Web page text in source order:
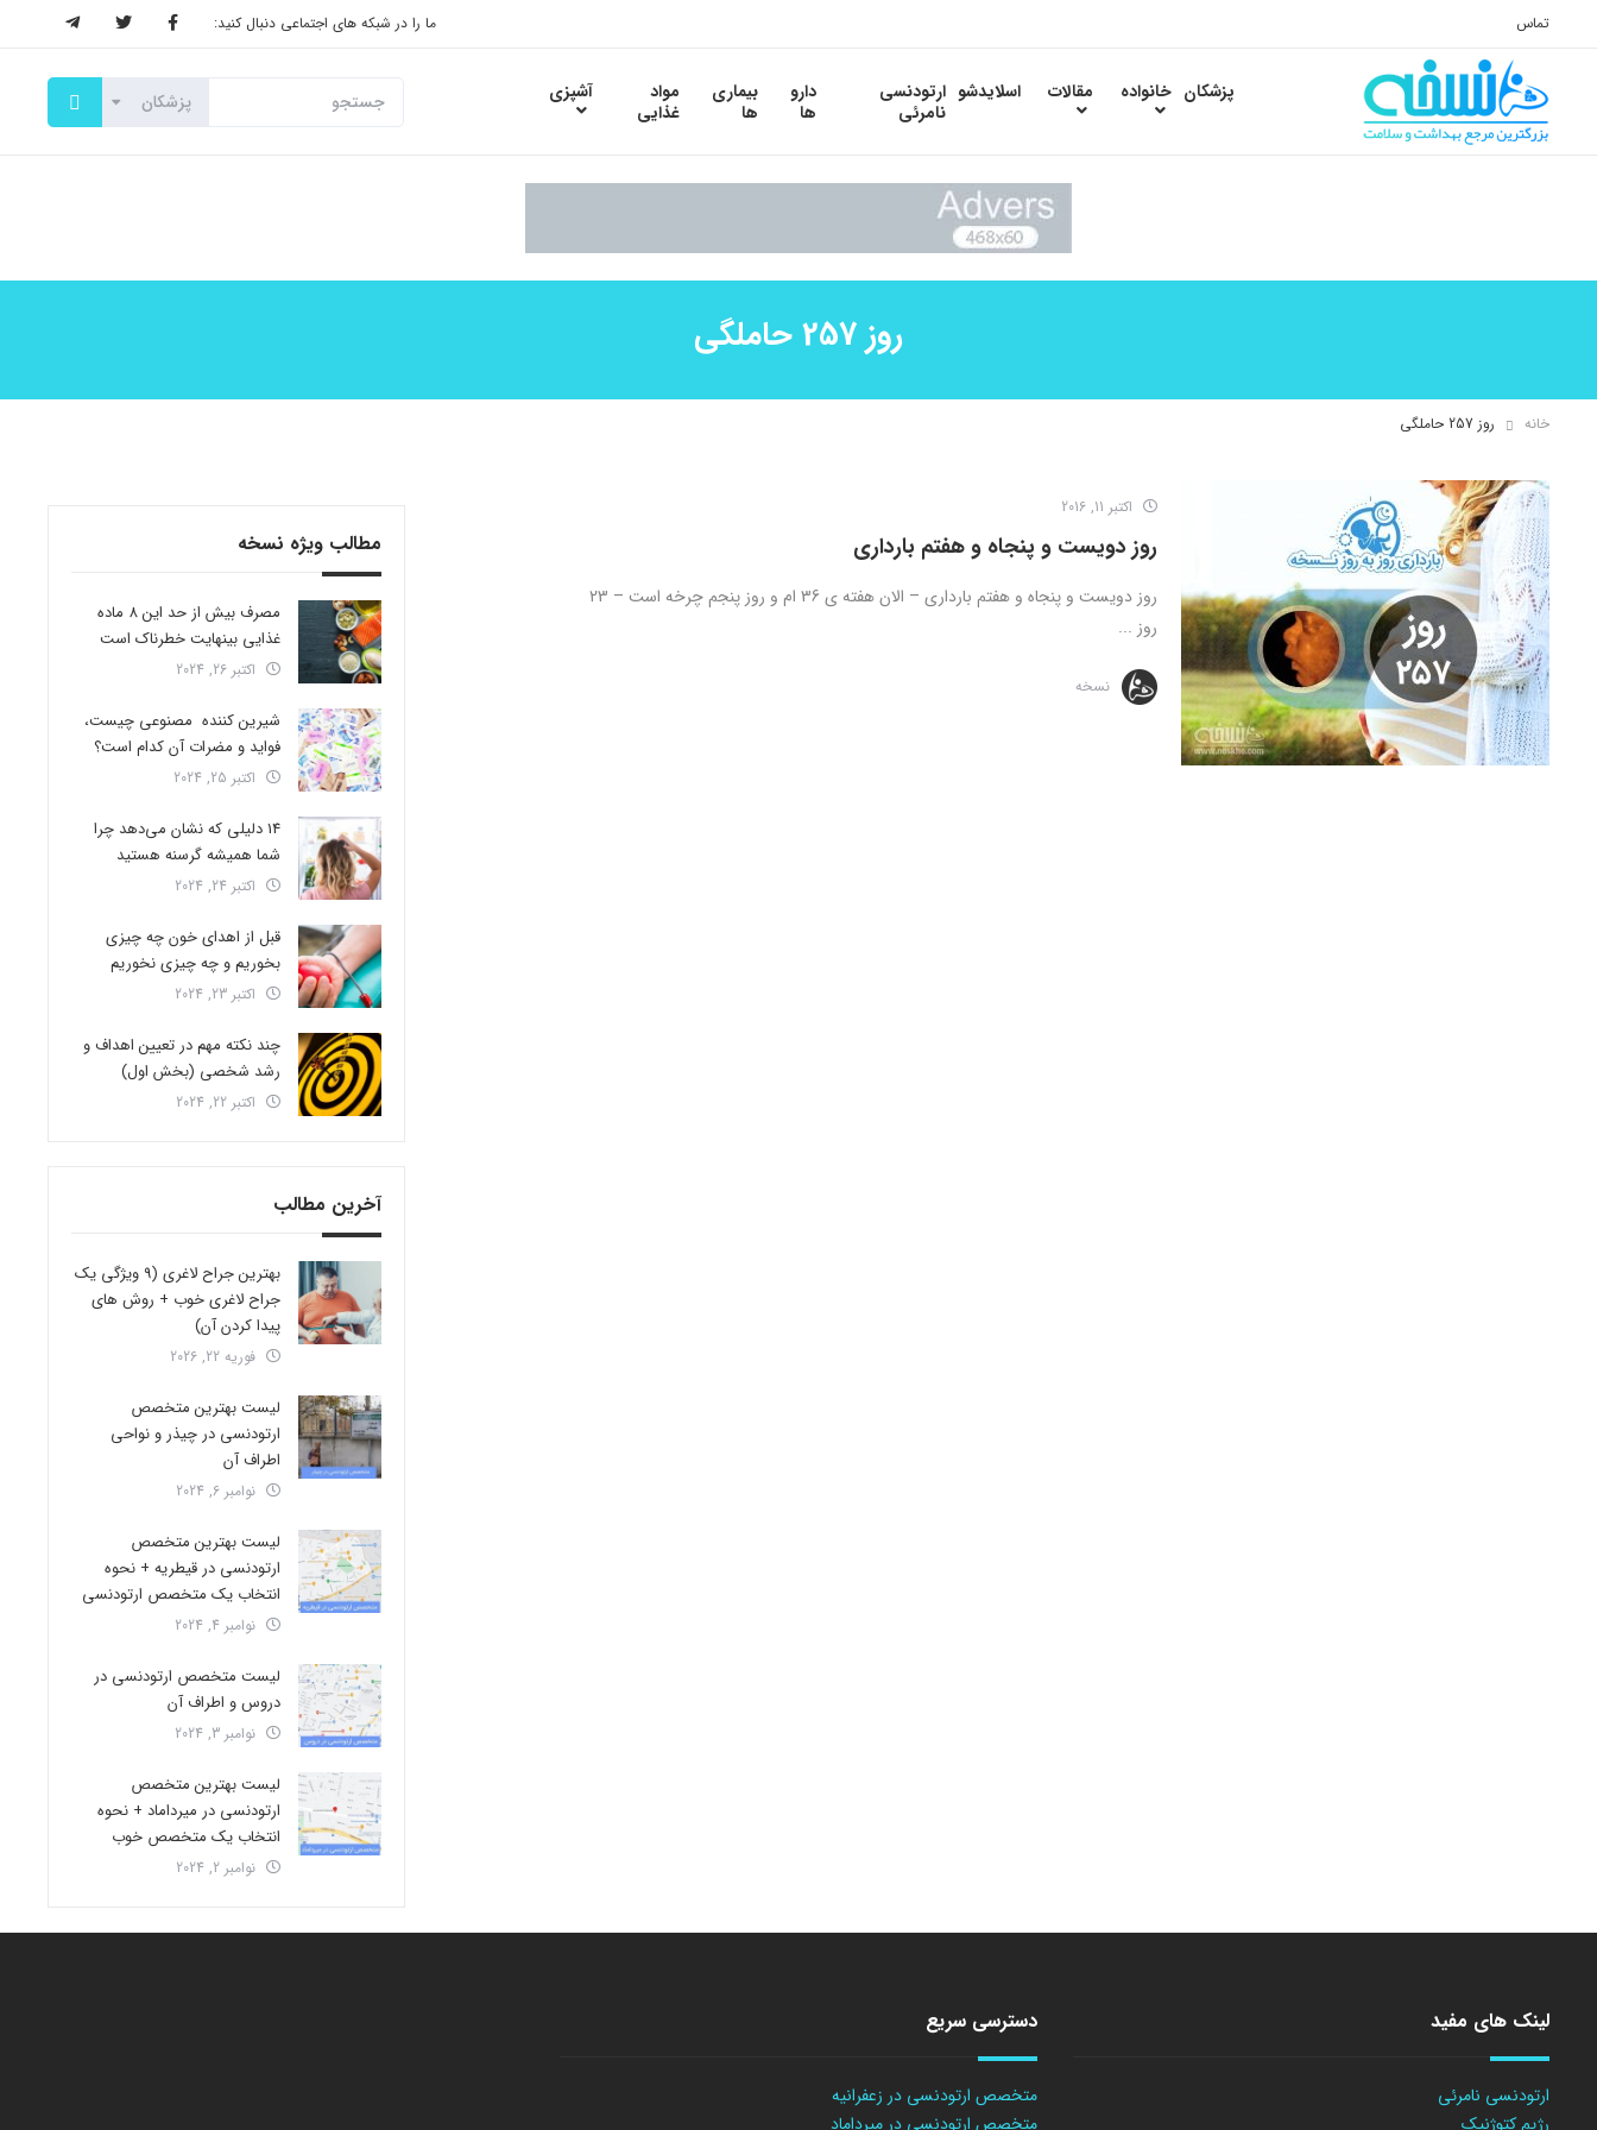
تماس ما را در شبکه های اجتماعی دنبال کنید:
پزشکان خانواده مقالات اسلایدشو ارتودنسی
نامرئی
دارو
ها
بیماری
ها
مواد
غذایی
آشپزی
روز 257 حاملگی
خانه روز 257 حاملگی
اکتبر 11, 2016
روز دویست و پنجاه و هفتم بارداری
روز دویست و پنجاه و هفتم بارداری – الان هفته ی 36 ام و روز پنجم چرخه است – 23
روز ...
نسخه
مطالب ویژه نسخه
مصرف بیش از حد این 8 ماده
غذایی بینهایت خطرناک است
اکتبر 26, 2024
شیرین کننده مصنوعی چیست،
فواید و مضرات آن کدام است؟
اکتبر 25, 2024
14 دلیلی که نشان می‌دهد چرا
شما همیشه گرسنه هستید
اکتبر 24, 2024
قبل از اهدای خون چه چیزی
بخوریم و چه چیزی نخوریم
اکتبر 23, 2024
چند نکته مهم در تعیین اهداف و
رشد شخصی (بخش اول)
اکتبر 22, 2024
آخرین مطالب
بهترین جراح لاغری (9 ویژگی یک
جراح لاغری خوب + روش های
پیدا کردن آن)
فوریه 22, 2026
لیست بهترین متخصص
ارتودنسی در چیذر و نواحی
اطراف آن
نوامبر 6, 2024
لیست بهترین متخصص
ارتودنسی در قیطریه + نحوه
انتخاب یک متخصص ارتودنسی
نوامبر 4, 2024
لیست متخصص ارتودنسی در
دروس و اطراف آن
نوامبر 3, 2024
لیست بهترین متخصص
ارتودنسی در میرداماد + نحوه
انتخاب یک متخصص خوب
نوامبر 2, 2024
لینک های مفید
ارتودنسی نامرئی
رژیم کتوژنیک
دسترسی سریع
متخصص ارتودنسی در زعفرانیه
متخصص ارتودنسی در میرداماد